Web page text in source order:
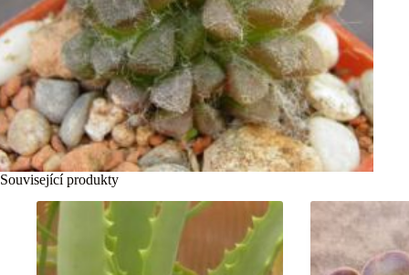
Související produkty